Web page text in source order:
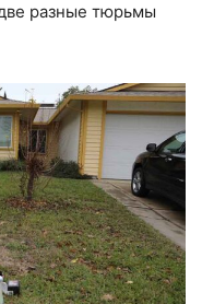
разные тюрьмы